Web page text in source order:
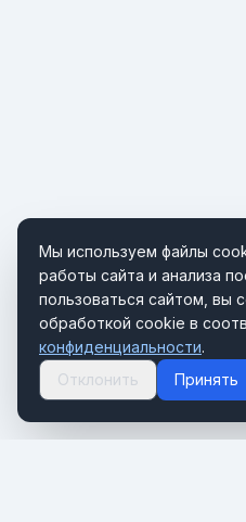
Мы используем файлы
работы сайта и анализа
пользоваться сайтом, вы
обработкой cookie в
конфиденциальности.
Отклонить
Принять